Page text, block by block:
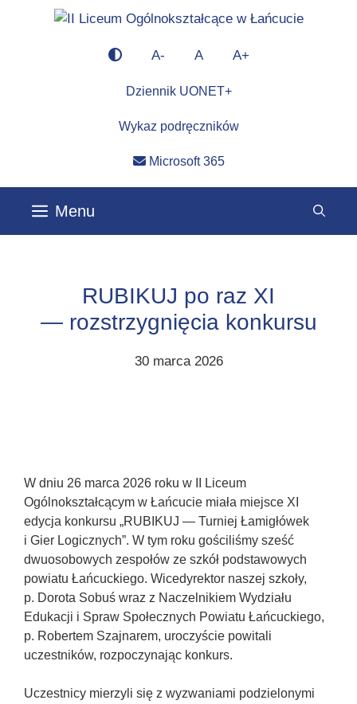
A- A A+
Dziennik UONET+
Wykaz podręczników
Microsoft 365
Menu
RUBIKUJ po raz XI
— rozstrzygnięcia konkursu
30 marca 2026
W dniu 26 marca 2026 roku w II Liceum
Ogólnokształcącym w Łańcucie miała miejsce XI
edycja konkursu „RUBIKUJ — Turniej Łamigłówek
i Gier Logicznych”. W tym roku gościliśmy sześć
dwuosobowych zespołów ze szkół podstawowych
powiatu Łańcuckiego. Wicedyrektor naszej szkoły,
p. Dorota Sobuś wraz z Naczelnikiem Wydziału
Edukacji i Spraw Społecznych Powiatu Łańcuckiego,
p. Robertem Szajnarem, uroczyście powitali
uczestników, rozpoczynając konkurs.
Uczestnicy mierzyli się z wyzwaniami podzielonymi
one potrzebne
do
funkcjonowania
strony
internetowej.
Statystyka
Abyśmy mogli
poprawić
funkcjonalność
i strukturę
internetowej,